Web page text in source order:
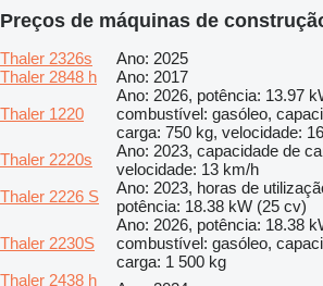
Preços de máquinas de
Thaler 2326s Ano: 2025
Thaler 2848 h
Ano: 2017
Thaler 1220
Ano: 2026, potência: 13.97
combustível: gasóleo,
carga: 750 kg, velocidade:
Thaler 2220s
Ano: 2023, capacidade de
velocidade: 13 km/h
Thaler 2226 S
Ano: 2023, horas de
potência: 18.38 kW (25 cv)
Thaler 2230S
Ano: 2026, potência: 18.38
combustível: gasóleo,
carga: 1 500 kg
Thaler 2438 h